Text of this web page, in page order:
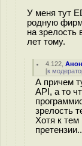
У меня тут
родную
на зрелость
лет тому.
4.122 ,
[к
А причем
API, а то
зрелость
Хотя к
претензии..